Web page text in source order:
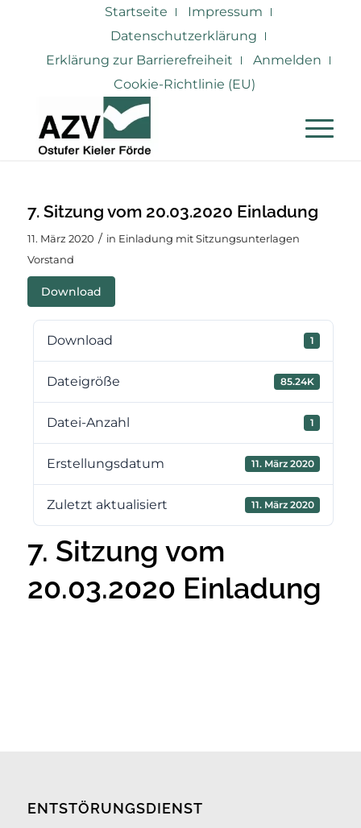
Startseite
Impressum
Datenschutzerklärung
Erklärung zur Barrierefreiheit
Anmelden
Cookie-Richtlinie (EU)
7. Sitzung vom 20.03.2020 Einladung
11. März 2020 / in Einladung mit Sitzungsunterlagen
Vorstand
Download
Download 1
Dateigröße 85.24K
Datei-Anzahl 1
Erstellungsdatum 11. März 2020
Zuletzt aktualisiert 11. März 2020
7. Sitzung vom
20.03.2020 Einladung
ENTSTÖRUNGSDIENST